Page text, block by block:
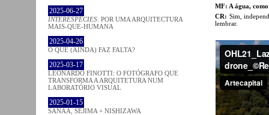
2025-06-27
INTERESPECIES . POR UMA ARQUITECTURA
MAIS-QUE-HUMANA
2025-04-26
O QUE (AINDA) FAZ FALTA?
2025-03-17
LEONARDO FINOTTI: O FOTÓGRAFO QUE
TRANSFORMA A ARQUITETURA NUM
LABORATÓRIO VISUAL
2025-01-15
SANAA, SEJIMA + NISHIZAWA
MF: A água,
CR: Sim,
lembrar.